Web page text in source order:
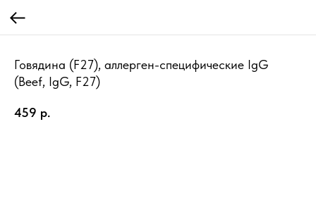
Говядина (F27), аллерген-специфические IgG
(Beef, IgG, F27)
459 р.